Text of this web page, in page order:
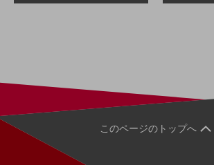
Web明細(ビリングステーション)
このページのトップへ